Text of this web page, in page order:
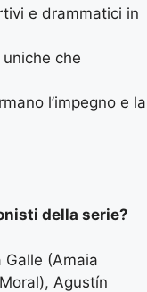
e drammatici in
che
l’impegno e la
della serie?
Galle (Amaia
Agustín